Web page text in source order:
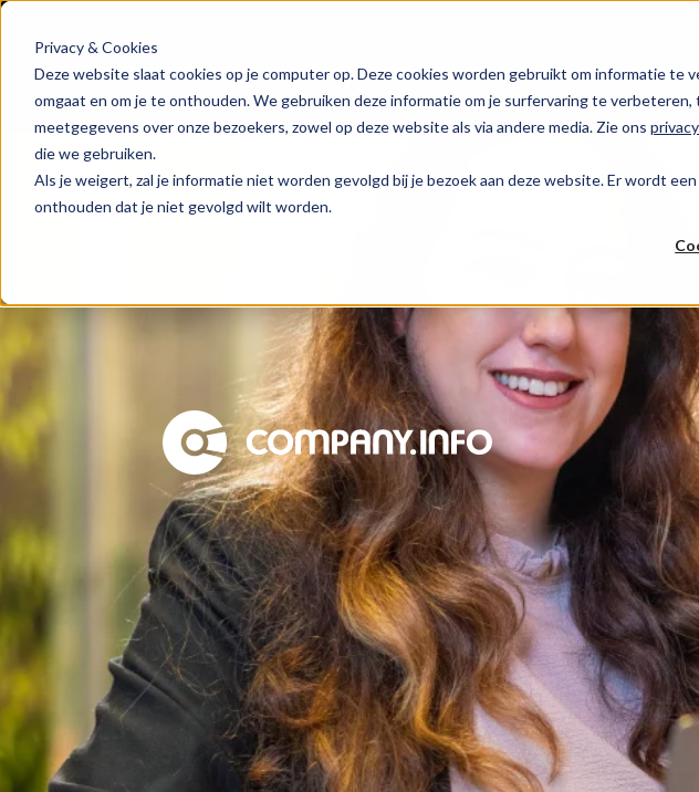
Privacy & Cookies
Deze website slaat cookies op je computer op. Deze cookies worden gebruikt om informatie te
omgaat en om je te onthouden. We gebruiken deze informatie om je surfervaring te verbeteren,
meetgegevens over onze bezoekers, zowel op deze website als via andere media. Zie ons
die we gebruiken.
Als je weigert, zal je informatie niet worden gevolgd bij je bezoek aan deze website. Er wordt
onthouden dat je niet gevolgd wilt worden.
Home